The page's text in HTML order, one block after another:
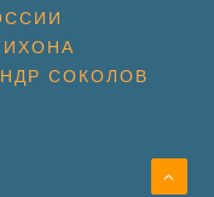
СОКОЛОВ